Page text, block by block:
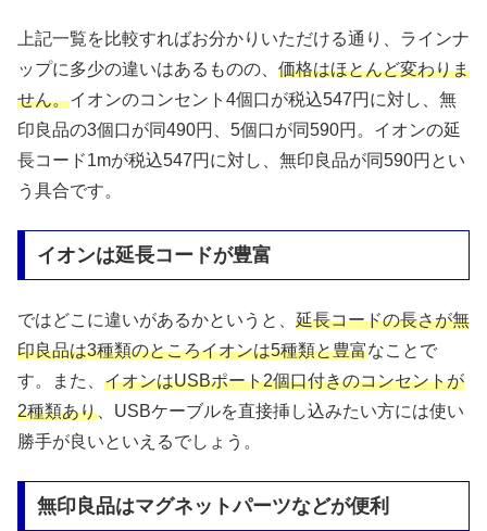
上記一覧を比較すればお分かりいただける通り、ラインナ
ップに多少の違いはあるものの、 価格はほとんど変わりま
せん。イオンのコンセント4個口が税込547円に対し、無
印良品の3個口が同490円、5個口が同590円。イオンの延
長コード1mが税込547円に対し、無印良品が同590円とい
う具合です。
イオンは延長コードが豊富
ではどこに違いがあるかというと、 延長コードの長さが無
印良品は3種類のところイオンは5種類と豊富なことで
す。また、 イオンはUSBポート2個口付きのコンセントが
2種類あり 、USBケーブルを直接挿し込みたい方には使い
勝手が良いといえるでしょう。
無印良品はマグネットパーツなどが便利